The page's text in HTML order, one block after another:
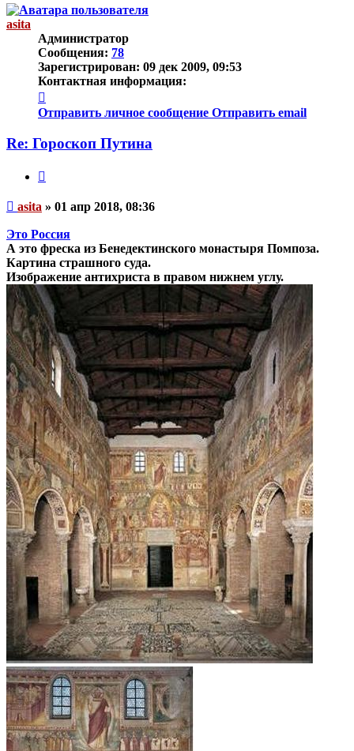
началу
asita
Администратор
Сообщения: 78
Зарегистрирован: 09 дек 2009, 09:53
Контактная информация:
информация
пользователя
Отправить личное сообщение Отправить email
Re: Гороскоп Путина
Непрочитанное
asita » 01 апр 2018, 08:36
Это Россия
А это фреска из Бенедектинского монастыря Помпоза.
Картина страшного суда.
Изображение антихриста в правом нижнем углу.